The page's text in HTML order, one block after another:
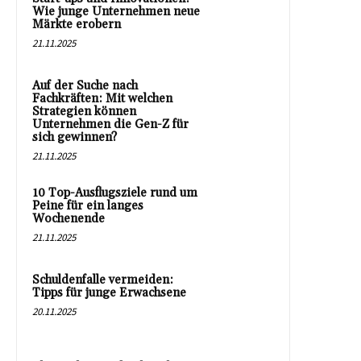
Wie junge Unternehmen neue
Märkte erobern
21.11.2025
Auf der Suche nach
Fachkräften: Mit welchen
Strategien können
Unternehmen die Gen-Z für
sich gewinnen?
21.11.2025
10 Top-Ausflugsziele rund um
Peine für ein langes
Wochenende
21.11.2025
Schuldenfalle vermeiden:
Tipps für junge Erwachsene
20.11.2025